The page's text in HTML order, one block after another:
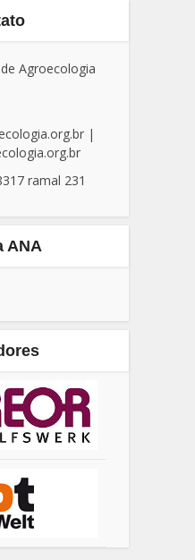
Agroecologia
|
ramal 231